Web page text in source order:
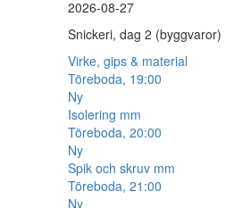
2026-08-27
Snickeri, dag 2 (byggvaror)
Virke, gips & material
Töreboda, 19:00
Ny
Isolering mm
Töreboda, 20:00
Ny
Spik och skruv mm
Töreboda, 21:00
Ny